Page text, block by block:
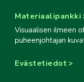
Materiaalipankki
Visuaalisen ilmeen
puheenjohtajan
Evästetiedot